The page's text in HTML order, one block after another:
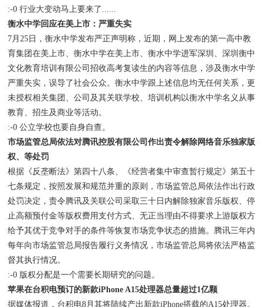
:-0 行业大变动马上要来了......
衡水中学回应在美上市：严重失实
7月25日，衡水中学发布严正声明称，近期，网上发布的第一高中教
育集团在美上市、衡水中学在美上市、衡水中学进军深圳、深圳衡中
文化教育培训有限公司招收高考复读生的内容等信息，涉及衡水中学
严重失实，误导了社会公众。衡水中学跟上述信息均无任何关系，更
未授权相关集团、公司及其关联学校、培训机构以衡水中学名义从事
教育、招生及商业等活动。
:-0 公立学校也要自身自查。
市场监管总局依法对腾讯控股有限公司作出责令解除网络音乐独家版
权、等处罚
根据《反垄断法》第四十八条、《经营者集中审查暂行规定》第五十
七条规定，按照发展和规范并重的原则，市场监管总局依法作出行政
处罚决定，责令腾讯及关联公司采取三十日内解除独家音乐版权、停
止高额预付金等版权费用支付方式、无正当理由不得要求上游版权方
给予其优于竞争对手的条件等恢复市场竞争状态的措施。腾讯三年内
每年向市场监管总局报告履行义务情况，市场监管总局将依法严格监
督其执行情况。
:-0 版权分配是一个需要长期研究的问题。
苹果在台积电预订的新款iPhone A15处理器总量超过1亿颗
据媒体报道，台积电8月其将陆续产出新款iPhone搭载的A15处理器。